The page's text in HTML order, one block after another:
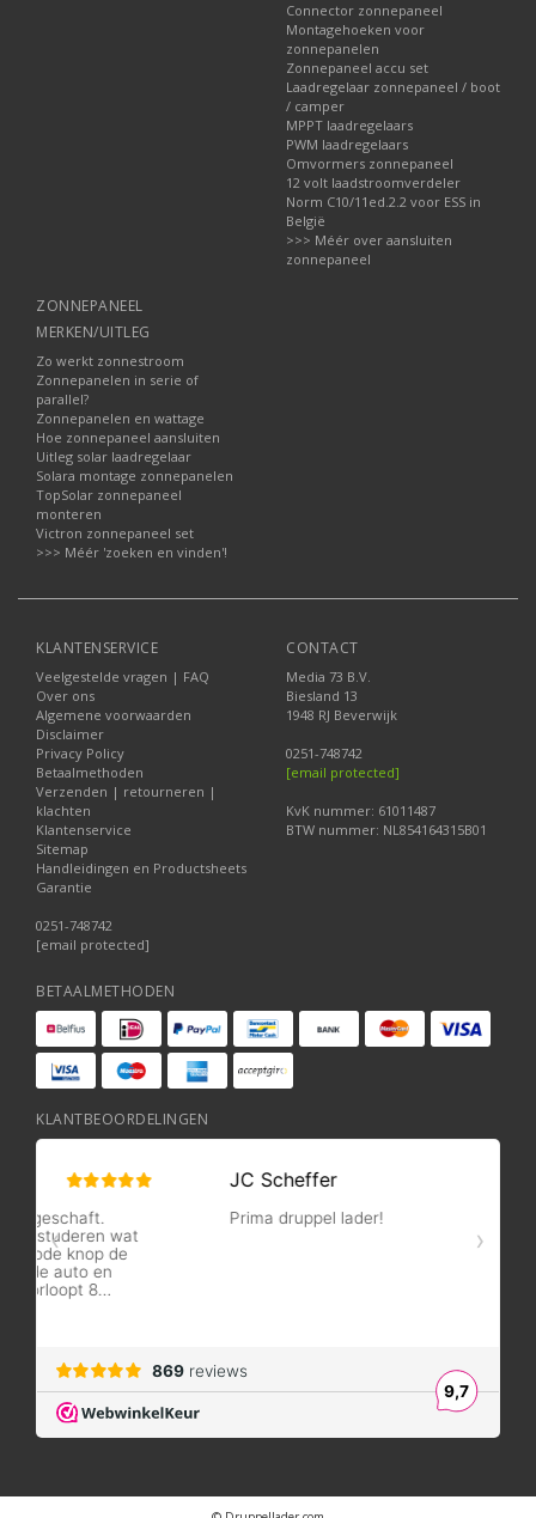
Connector zonnepaneel
Montagehoeken voor
zonnepanelen
Zonnepaneel accu set
Laadregelaar zonnepaneel / boot
/ camper
MPPT laadregelaars
PWM laadregelaars
Omvormers zonnepaneel
12 volt laadstroomverdeler
Norm C10/11ed.2.2 voor ESS in
België
>>> Méér over aansluiten
zonnepaneel
ZONNEPANEEL
MERKEN/UITLEG
Zo werkt zonnestroom
Zonnepanelen in serie of
parallel?
Zonnepanelen en wattage
Hoe zonnepaneel aansluiten
Uitleg solar laadregelaar
Solara montage zonnepanelen
TopSolar zonnepaneel
monteren
Victron zonnepaneel set
>>> Méér 'zoeken en vinden'!
KLANTENSERVICE
Veelgestelde vragen | FAQ
Over ons
Algemene voorwaarden
Disclaimer
Privacy Policy
Betaalmethoden
Verzenden | retourneren |
klachten
Klantenservice
Sitemap
Handleidingen en Productsheets
Garantie
0251-748742
[email protected]
CONTACT
Media 73 B.V.
Biesland 13
1948 RJ Beverwijk
0251-748742
[email protected]
KvK nummer: 61011487
BTW nummer: NL854164315B01
BETAALMETHODEN
KLANTBEOORDELINGEN